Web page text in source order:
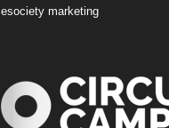
esociety marketing